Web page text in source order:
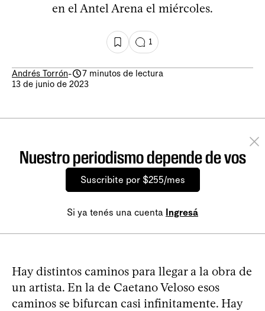
en el Antel Arena el miércoles.
1
Andrés Torrón-
7 minutos de lectura
13 de junio de 2023
Nuestro periodismo depende de vos
Suscribite por $255/mes
Si ya tenés una cuenta Ingresá
Hay distintos caminos para llegar a la obra de
un artista. En la de Caetano Veloso esos
caminos se bifurcan casi infinitamente. Hay